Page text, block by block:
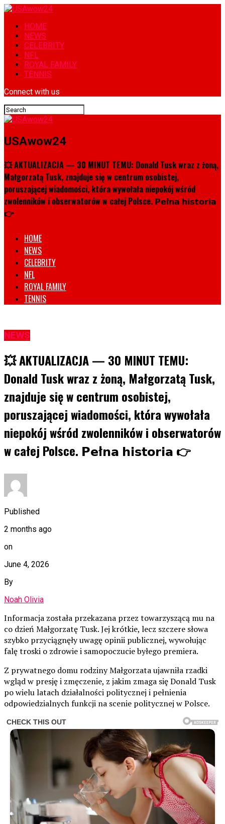
HOME
NEWS
CELEBRITY
NFL
ROYAL FAMILY
TENNIS
Connect with us
USAwow24
💥 AKTUALIZACJA — 30 MINUT TEMU: Donald Tusk wraz z żoną,
Małgorzatą Tusk, znajduje się w centrum osobistej,
poruszającej wiadomości, która wywołała niepokój wśród
zwolenników i obserwatorów w całej Polsce. 𝗣𝗲ł𝗻𝗮 𝗵𝗶𝘀𝘁𝗼𝗿𝗶𝗮
👉
HOME
NEWS
CELEBRITY
NFL
ROYAL FAMILY
TENNIS
NEWS
💥 AKTUALIZACJA — 30 MINUT TEMU:
Donald Tusk wraz z żoną, Małgorzatą Tusk,
znajduje się w centrum osobistej,
poruszającej wiadomości, która wywołała
niepokój wśród zwolenników i obserwatorów
w całej Polsce. 𝗣𝗲ł𝗻𝗮 𝗵𝗶𝘀𝘁𝗼𝗿𝗶𝗮 👉
Published
2 months ago
on
June 4, 2026
By
Noah Olivia
Informacja została przekazana przez towarzyszącą mu na
co dzień Małgorzatę Tusk. Jej krótkie, lecz szczere słowa
szybko przyciągnęły uwagę opinii publicznej, wywołując
falę troski o zdrowie i samopoczucie byłego premiera.
Z prywatnego domu rodziny Małgorzata ujawniła rzadki
wgląd w presję i zmęczenie, z jakim zmaga się Donald Tusk
po wielu latach działalności politycznej i pełnienia
odpowiedzialnych funkcji na scenie politycznej w Polsce.